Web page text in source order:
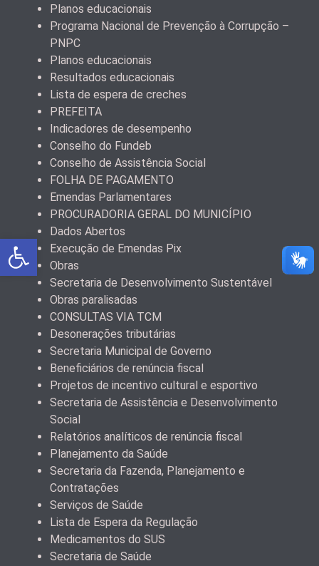
Planos educacionais
Programa Nacional de Prevenção à Corrupção –
PNPC
Planos educacionais
Resultados educacionais
Lista de espera de creches
PREFEITA
Indicadores de desempenho
Conselho do Fundeb
Conselho de Assistência Social
FOLHA DE PAGAMENTO
Emendas Parlamentares
PROCURADORIA GERAL DO MUNICÍPIO
Dados Abertos
Execução de Emendas Pix
Obras
Secretaria de Desenvolvimento Sustentável
Obras paralisadas
CONSULTAS VIA TCM
Desonerações tributárias
Secretaria Municipal de Governo
Beneficiários de renúncia fiscal
Projetos de incentivo cultural e esportivo
Secretaria de Assistência e Desenvolvimento
Social
Relatórios analíticos de renúncia fiscal
Planejamento da Saúde
Secretaria da Fazenda, Planejamento e
Contratações
Serviços de Saúde
Lista de Espera da Regulação
Medicamentos do SUS
Secretaria de Saúde
Abrir a barra de ferramentas